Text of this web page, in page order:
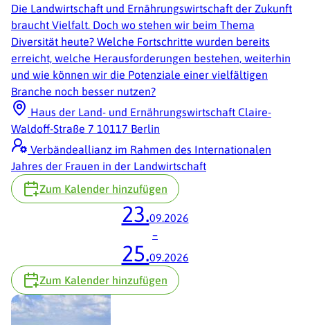
Die Landwirtschaft und Ernährungswirtschaft der Zukunft
braucht Vielfalt. Doch wo stehen wir beim Thema
Diversität heute? Welche Fortschritte wurden bereits
erreicht, welche Herausforderungen bestehen, weiterhin
und wie können wir die Potenziale einer vielfältigen
Branche noch besser nutzen?
Haus der Land- und Ernährungswirtschaft Claire-
Waldoff-Straße 7 10117 Berlin
Verbändeallianz im Rahmen des Internationalen
Jahres der Frauen in der Landwirtschaft
Zum Kalender hinzufügen
23.09.2026
–
25.09.2026
Zum Kalender hinzufügen